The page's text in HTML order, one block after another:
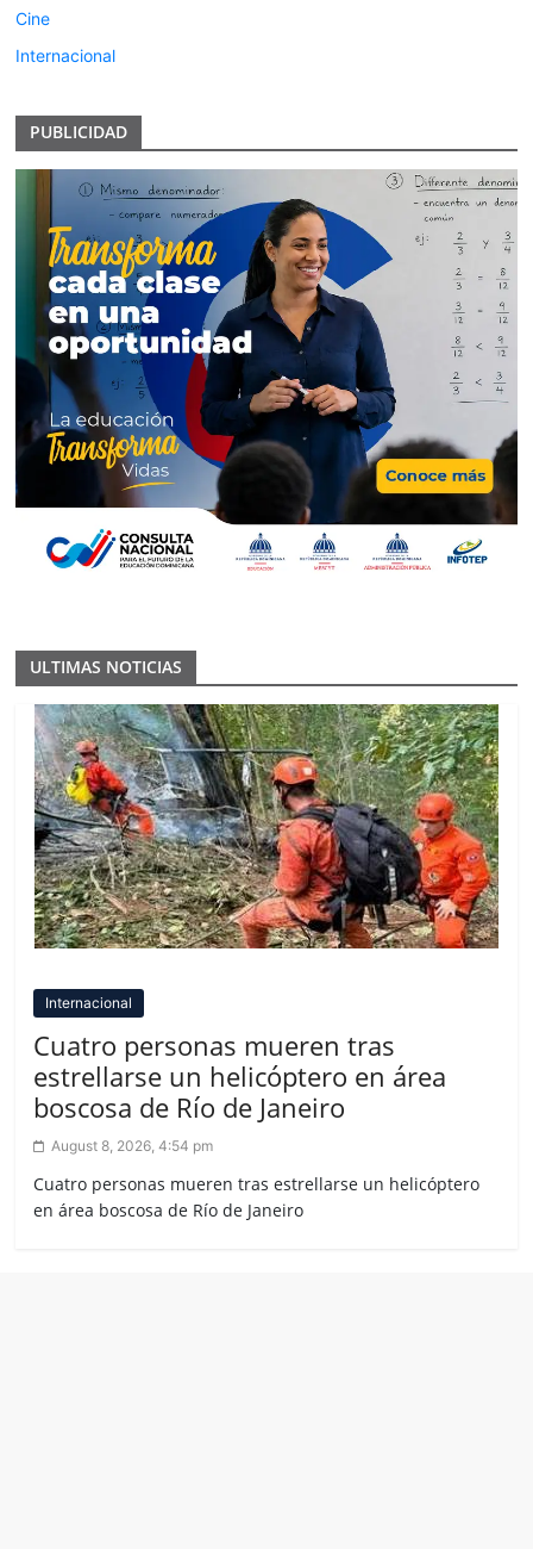
Cine
Internacional
PUBLICIDAD
ULTIMAS NOTICIAS
Internacional
Cuatro personas mueren tras
estrellarse un helicóptero en área
boscosa de Río de Janeiro
August 8, 2026, 4:54 pm
Cuatro personas mueren tras estrellarse un helicóptero
en área boscosa de Río de Janeiro